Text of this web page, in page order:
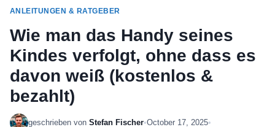
ANLEITUNGEN & RATGEBER
Wie man das Handy seines
Kindes verfolgt, ohne dass es
davon weiß (kostenlos &
bezahlt)
geschrieben von Stefan Fischer•October 17, 2025•